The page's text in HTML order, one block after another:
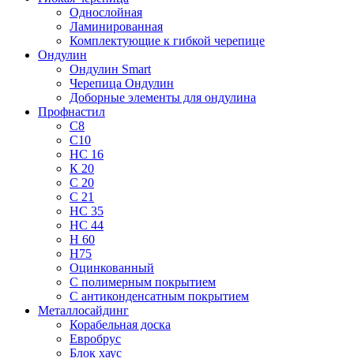
Однослойная
Ламинированная
Комплектующие к гибкой черепице
Ондулин
Ондулин Smart
Черепица Ондулин
Доборные элементы для ондулина
Профнастил
С8
С10
НС 16
К 20
С 20
С 21
НС 35
НС 44
Н 60
Н75
Оцинкованный
С полимерным покрытием
С антиконденсатным покрытием
Металлосайдинг
Корабельная доска
Евробрус
Блок хаус